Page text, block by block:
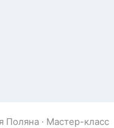
Поляна · Мастер-класс